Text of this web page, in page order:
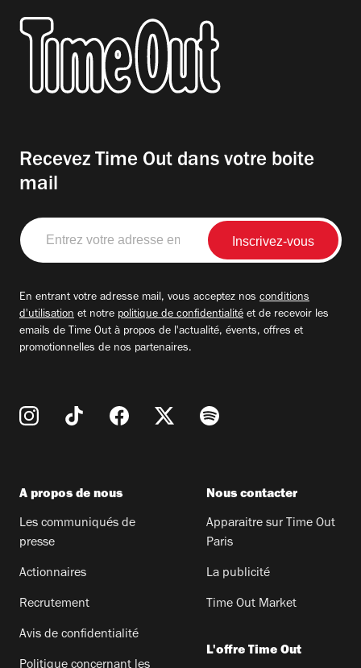
Recevez Time Out dans votre boite
mail
Entrez
votre
adresse
En entrant votre adresse mail, vous acceptez nos conditions
d'utilisation et notre politique de confidentialité et de recevoir les
emails de Time Out à propos de l'actualité, évents, offres et
promotionnelles de nos partenaires.
A propos de nous
Les communiqués de
presse
Actionnaires
Recrutement
Avis de confidentialité
Politique concernant les
Nous contacter
Apparaitre sur Time Out
Paris
La publicité
Time Out Market
L'offre Time Out